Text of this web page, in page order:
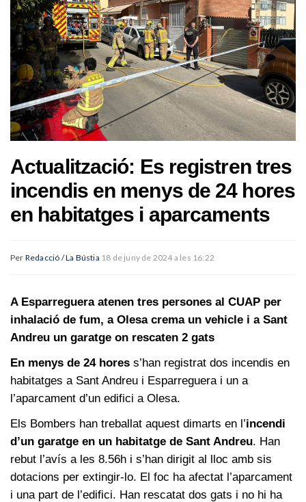
Actualització: Es registren tres
incendis en menys de 24 hores
en habitatges i aparcaments
Per Redacció / La Bústia 18 de juny de 2024 a les 16:22
A Esparreguera atenen tres persones al CUAP per
inhalació de fum, a Olesa crema un vehicle i a Sant
Andreu un garatge on rescaten 2 gats
En menys de 24 hores s’han registrat dos incendis en
habitatges a Sant Andreu i Esparreguera i un a
l’aparcament d’un edifici a Olesa.
Els Bombers han treballat aquest dimarts en l’incendi
d’un garatge en un habitatge de Sant Andreu. Han
rebut l’avís a les 8.56h i s’han dirigit al lloc amb sis
dotacions per extingir-lo. El foc ha afectat l’aparcament
i una part de l’edifici. Han rescatat dos gats i no hi ha